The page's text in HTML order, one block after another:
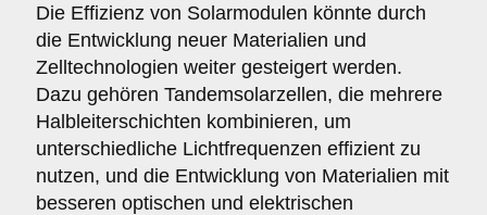
Die Effizienz von Solarmodulen könnte durch
die Entwicklung neuer Materialien und
Zelltechnologien weiter gesteigert werden.
Dazu gehören Tandemsolarzellen, die mehrere
Halbleiterschichten kombinieren, um
unterschiedliche Lichtfrequenzen effizient zu
nutzen, und die Entwicklung von Materialien mit
besseren optischen und elektrischen